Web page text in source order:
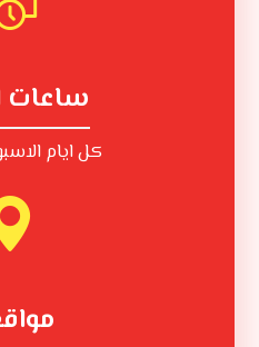
ساعات
كل ايام الاسبوع ٨:٠٠ -